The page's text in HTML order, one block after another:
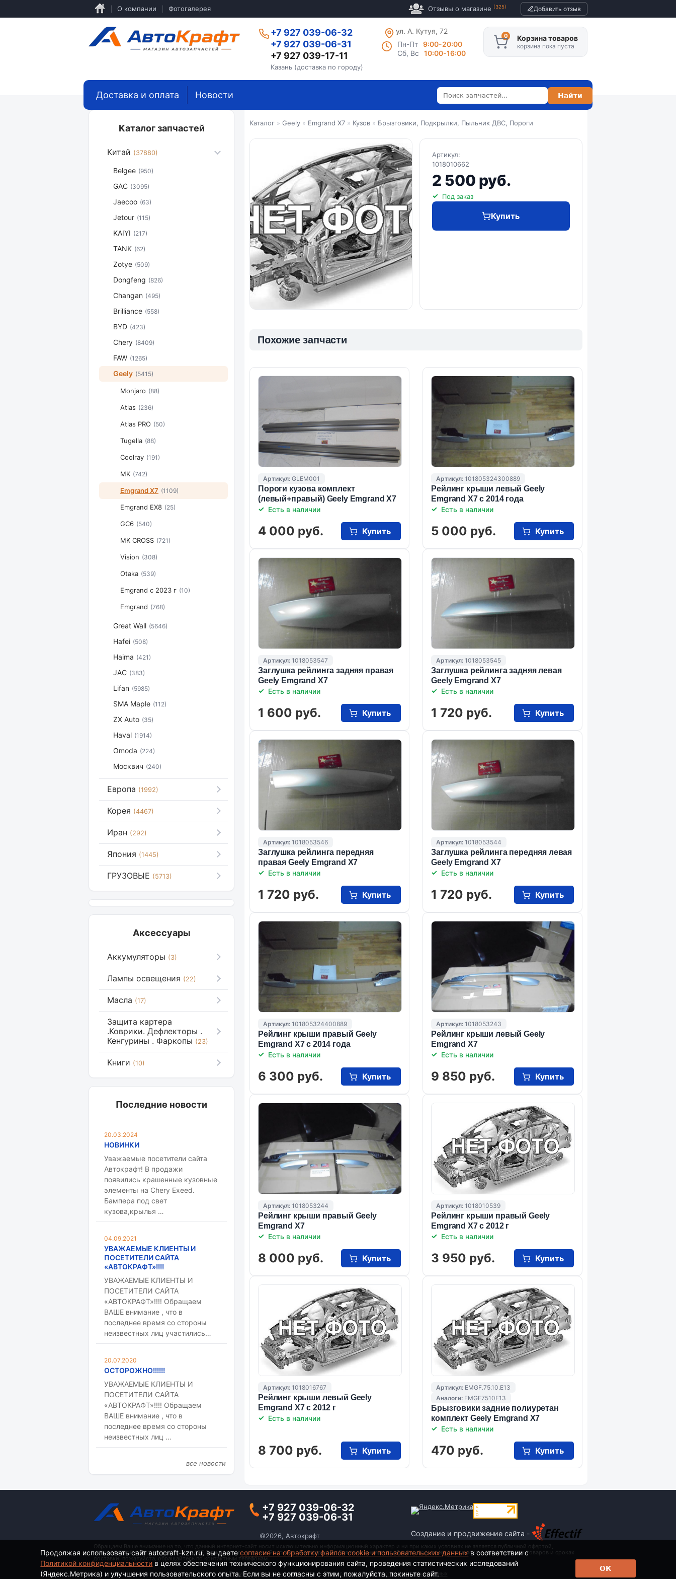
основному
О компании Фотогалерея Отзывы о магазине (325) Добавить отзыв
+7 927 039-06-32
+7 927 039-06-31
+7 927 039-17-11
Казань (доставка по городу)
ул. А. Кутуя, 72
Пн-Пт
9:00-20:00
Сб, Вс
10:00-16:00
Корзина товаров
корзина пока пуста
Каталог » Geely » Emgrand X7 » Кузов » Брызговики, Подкрылки, Пыльник ДВС, Пороги
Артикул:
1018010662
2 500 руб.
Под заказ
Купить
Похожие запчасти
Артикул: GLEM001
Пороги кузова комплект
(левый+правый) Geely Emgrand X7
Есть в наличии
4 000 руб. Купить
Артикул:101805324300889
Рейлинг крыши левый Geely
Emgrand X7 с 2014 года
Есть в наличии
5 000 руб. Купить
Артикул: 1018053547
Заглушка рейлинга задняя правая
Geely Emgrand X7
Есть в наличии
1 600 руб. Купить
Артикул:1018053545
Заглушка рейлинга задняя левая
Geely Emgrand X7
Есть в наличии
1 720 руб. Купить
Артикул: 1018053546
Заглушка рейлинга передняя
правая Geely Emgrand X7
Есть в наличии
1 720 руб. Купить
Артикул:1018053544
Заглушка рейлинга передняя левая
Geely Emgrand X7
Есть в наличии
1 720 руб. Купить
Артикул: 101805324400889
Рейлинг крыши правый Geely
Emgrand X7 с 2014 года
Есть в наличии
6 300 руб. Купить
Артикул:1018053243
Рейлинг крыши левый Geely
Emgrand X7
Есть в наличии
9 850 руб. Купить
Артикул: 1018053244
Рейлинг крыши правый Geely
Emgrand X7
Есть в наличии
8 000 руб. Купить
Артикул:1018010539
Рейлинг крыши правый Geely
Emgrand X7 с 2012 г
Есть в наличии
3 950 руб. Купить
Артикул: 1018016767
Рейлинг крыши левый Geely
Emgrand X7 с 2012 г
Есть в наличии
8 700 руб. Купить
Артикул: EMGF.75.10.E13
Аналоги: EMGF7510E13
Брызговики задние полиуретан
комплект Geely Emgrand X7
Есть в наличии
470 руб. Купить
Доставка и оплата Новости
Каталог запчастей
Китай (37880)
Belgee (950)
GAC (3095)
Jaecoo (63)
Jetour (115)
KAIYI (217)
TANK (62)
Zotye (509)
Dongfeng (826)
Changan (495)
Brilliance (558)
BYD (423)
Chery (8409)
FAW (1265)
Geely (5415)
Monjaro (88)
Atlas (236)
Atlas PRO (50)
Tugella (88)
Coolray (191)
MK (742)
Emgrand X7 (1109)
Emgrand EX8 (25)
GC6 (540)
MK CROSS (721)
Vision (308)
Otaka (539)
Emgrand с 2023 г (10)
Emgrand (768)
Great Wall (5646)
Hafei (508)
Haima (421)
JAC (383)
Lifan (5985)
SMA Maple (112)
ZX Auto (35)
Haval (1914)
Omoda (224)
Москвич (240)
Европа (1992)
Корея (4467)
Иран (292)
Япония (1445)
ГРУЗОВЫЕ (5713)
Аксессуары
Аккумуляторы (3)
Лампы освещения (22)
Масла (17)
Защита картера
.Коврики. Дефлекторы .
Кенгурины . Фаркопы (23)
Книги (10)
Последние новости
20.03.2024
НОВИНКИ
Уважаемые посетители сайта
Автокрафт! В продажи
появились крашенные кузовные
элементы на Chery Exeed.
Бампера под свет
кузова,крылья …
04.09.2021
УВАЖАЕМЫЕ КЛИЕНТЫ И
ПОСЕТИТЕЛИ САЙТА
«АВТОКРАФТ»!!!!
УВАЖАЕМЫЕ КЛИЕНТЫ И
ПОСЕТИТЕЛИ САЙТА
«АВТОКРАФТ»!!!! Обращаем
ВАШЕ внимание , что в
последнее время со стороны
неизвестных лиц участились…
20.07.2020
ОСТОРОЖНО!!!!!!
УВАЖАЕМЫЕ КЛИЕНТЫ И
ПОСЕТИТЕЛИ САЙТА
«АВТОКРАФТ»!!!! Обращаем
ВАШЕ внимание , что в
последнее время со стороны
неизвестных лиц …
все новости
+7 927 039-06-32
+7 927 039-06-31
©2026, Автокрафт Создание и продвижение сайта -
Обращаем Ваше внимание на то, что данный интернет-сайт носит исключительно информационный характер и ни при каких условиях не является публичной офертой,
определяемой положениями ч. 2 ст. 437 Гражданского кодекса Российской Федерации. Для получения подробной информации о стоимости, наименовании товаров и сроках
доставки, пожалуйста, обращайтесь по контактным телефонам.
Политика конфиденциальности | Согласие на обработку персональных данных
Продолжая использовать сайт autocraft-kzn.ru, вы даетесогласие на обработку файлов cookie и пользовательских данныхв соответствии с
Политикой конфиденциальности в целях обеспечения технического функционирования сайта, проведения статистических исследований
(Яндекс.Метрика) и улучшения пользовательского опыта. Если вы не согласны с этим, пожалуйста, покиньте сайт.
ОК